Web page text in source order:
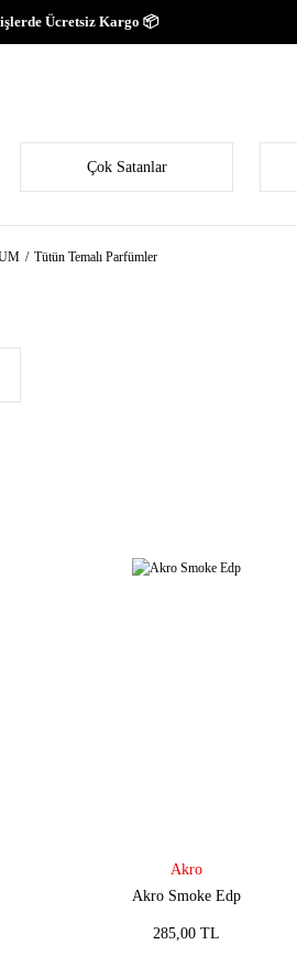
Ücretsiz Kargo 📦
Çok Satanlar
Tütün Temalı Parfümler
Akro
Akro Smoke Edp
285,00 TL